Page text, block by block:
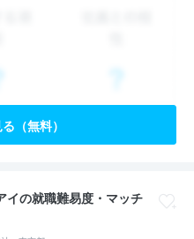
（無料）
イの就職難易度・マッチ